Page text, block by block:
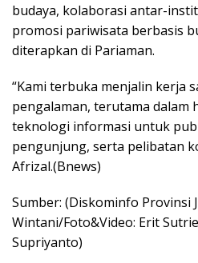
budaya, kolaborasi antar-
promosi pariwisata berbasis
diterapkan di Pariaman.
“Kami terbuka menjalin kerja
pengalaman, terutama dalam
teknologi informasi untuk
pengunjung, serta pelibatan
Afrizal.(Bnews)
Sumber: (Diskominfo Provinsi
Wintani/Foto&Video: Erit
Supriyanto)